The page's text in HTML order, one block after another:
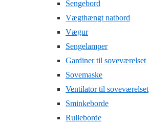
Sengebord
Vægthængt natbord
Vægur
Sengelamper
Gardiner til soveværelset
Sovemaske
Ventilator til soveværelset
Sminkeborde
Rulleborde